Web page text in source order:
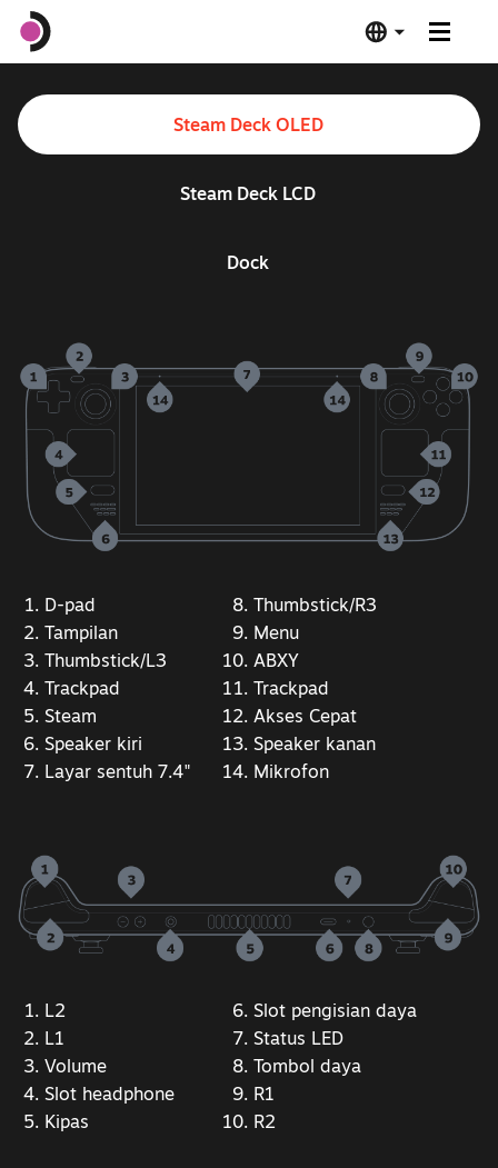
Steam Deck OLED
Steam Deck LCD
Deck Verified
Spesifikasi
Steam Deck OLED
Steam Deck LCD
Dock
D-pad
Tampilan
Thumbstick/L3
Trackpad
Steam
Speaker kiri
Layar sentuh 7.4"
Thumbstick/R3
Menu
ABXY
Trackpad
Akses Cepat
Speaker kanan
Mikrofon
L2
L1
Volume
Slot headphone
Kipas
Slot pengisian daya
Status LED
Tombol daya
R1
R2